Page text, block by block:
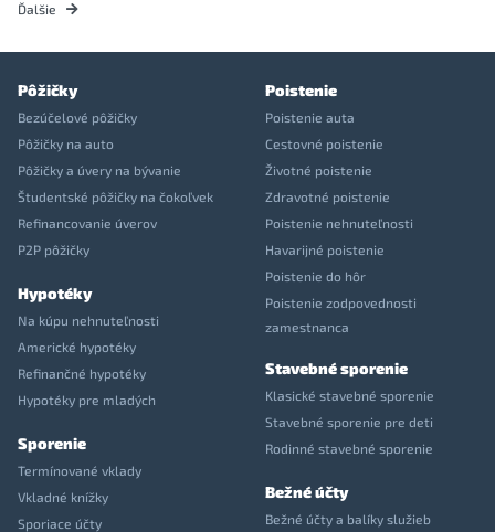
Ďalšie
Pôžičky
Bezúčelové pôžičky
Pôžičky na auto
Pôžičky a úvery na bývanie
Študentské pôžičky na čokoľvek
Refinancovanie úverov
P2P pôžičky
Hypotéky
Na kúpu nehnuteľnosti
Americké hypotéky
Refinančné hypotéky
Hypotéky pre mladých
Sporenie
Termínované vklady
Vkladné knížky
Sporiace účty
Poistenie
Poistenie auta
Cestovné poistenie
Životné poistenie
Zdravotné poistenie
Poistenie nehnuteľnosti
Havarijné poistenie
Poistenie do hôr
Poistenie zodpovednosti
zamestnanca
Stavebné sporenie
Klasické stavebné sporenie
Stavebné sporenie pre deti
Rodinné stavebné sporenie
Bežné účty
Bežné účty a balíky služieb